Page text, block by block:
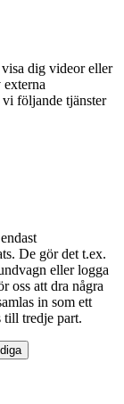
visa dig videor eller
följande tjänster
De gör det t.ex.
eller logga
oss att dra några
in som ett
till tredje part.